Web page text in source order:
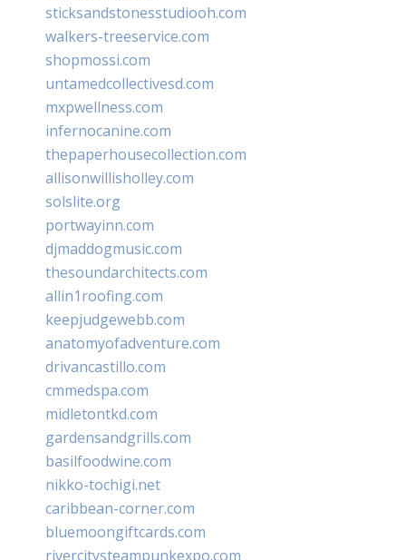
sticksandstonesstudiooh.com
walkers-treeservice.com
shopmossi.com
untamedcollectivesd.com
mxpwellness.com
infernocanine.com
thepaperhousecollection.com
allisonwillisholley.com
solslite.org
portwayinn.com
djmaddogmusic.com
thesoundarchitects.com
allin1roofing.com
keepjudgewebb.com
anatomyofadventure.com
drivancastillo.com
cmmedspa.com
midletontkd.com
gardensandgrills.com
basilfoodwine.com
nikko-tochigi.net
caribbean-corner.com
bluemoongiftcards.com
rivercitysteampunkexpo.com